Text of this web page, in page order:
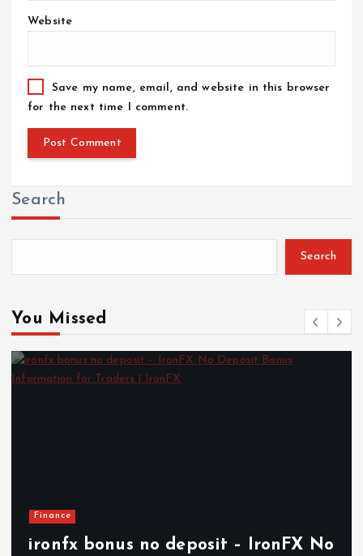
Website
Save my name, email, and website in this browser
for the next time I comment.
Search
Search
You Missed
Finance
ironfx bonus no deposit – IronFX No